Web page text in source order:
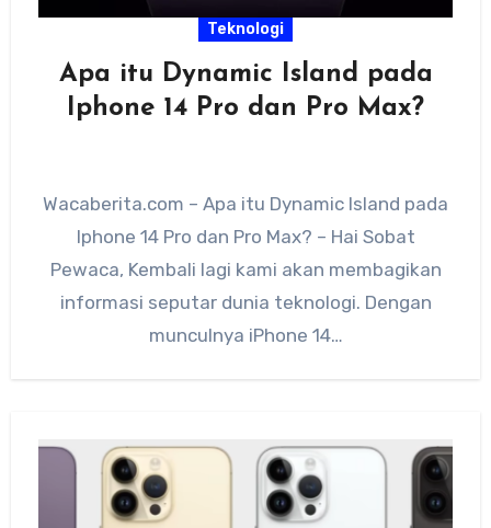
Teknologi
Apa itu Dynamic Island pada
Iphone 14 Pro dan Pro Max?
Wacaberita.com – Apa itu Dynamic Island pada
Iphone 14 Pro dan Pro Max? – Hai Sobat
Pewaca, Kembali lagi kami akan membagikan
informasi seputar dunia teknologi. Dengan
munculnya iPhone 14…